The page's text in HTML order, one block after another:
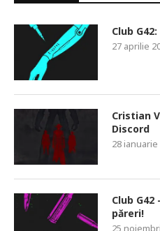
Club
27 aprilie
Cristian
Discord
28 ianuarie
Club
păreri!
25